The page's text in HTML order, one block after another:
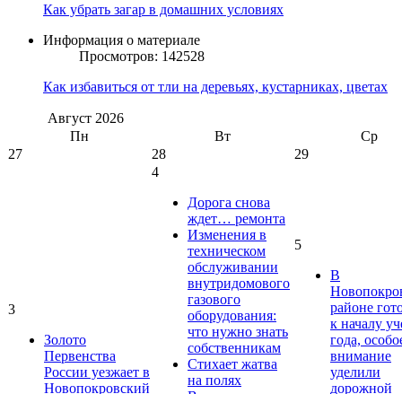
Как убрать загар в домашних условиях
Информация о материале
Просмотров: 142528
Как избавиться от тли на деревьях, кустарниках, цветах
Август 2026
Пн
Вт
Ср
27
28 29
3
Золото
Первенства
России уезжает в
Новопокровский
4
Дорога снова
ждет… ремонта
Изменения в
техническом
обслуживании
внутридомового
газового
оборудования:
что нужно знать
собственникам
Стихает жатва
на полях
5
В
районе
к началу
года,
внимание
уделили
дорожной